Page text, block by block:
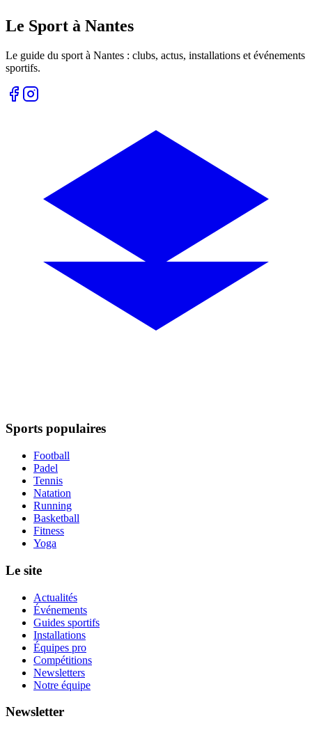
Le Sport à Nantes
Le guide du sport à Nantes : clubs, actus, installations et événements
sportifs.
Sports populaires
Football
Padel
Tennis
Natation
Running
Basketball
Fitness
Yoga
Le site
Actualités
Événements
Guides sportifs
Installations
Équipes pro
Compétitions
Newsletters
Notre équipe
Newsletter